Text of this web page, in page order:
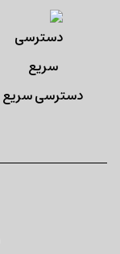
دسترسی سریع